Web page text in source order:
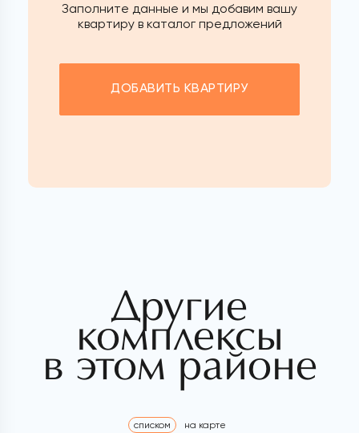
Заполните данные и мы добавим вашу
квартиру в каталог предложений
ДОБАВИТЬ КВАРТИРУ
Другие
комплексы
в этом районе
списком на карте